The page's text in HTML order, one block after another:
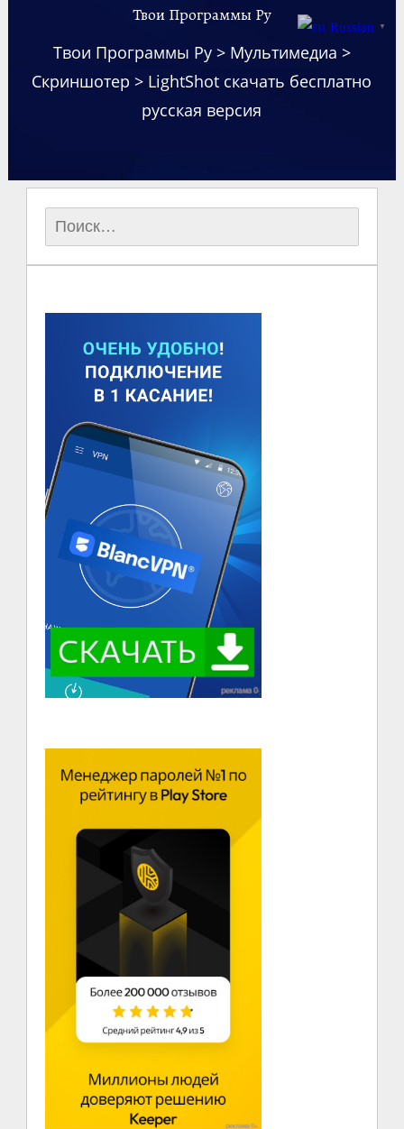
Твои Программы Ру
Твои Программы Ру> Мультимедиа >
Скриншотер > LightShot скачать бесплатно
русская версия
Найти:
Russian ▼